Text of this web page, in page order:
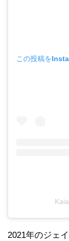
この投稿を
2021年のジェ